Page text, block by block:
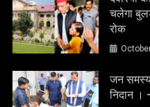
चलेगा
रोक
जन
निदान ।